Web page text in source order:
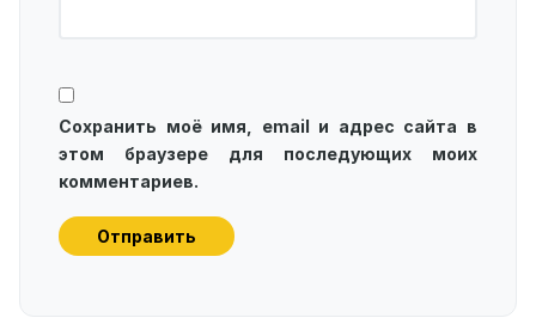
Сохранить моё имя, email и адрес сайта в
этом браузере для последующих моих
комментариев.